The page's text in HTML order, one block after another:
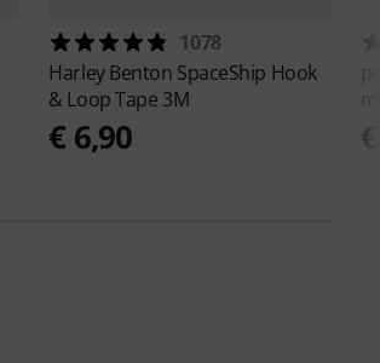
1078
Harley Benton SpaceShip Hook
& Loop Tape 3M
€ 6,90